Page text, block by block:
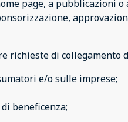
page, a pubblicazioni
richieste di collegamento
e/o sulle imprese;
beneficenza;